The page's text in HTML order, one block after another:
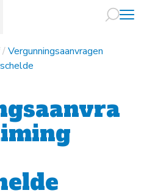
Naar
/Vergunningsaanvragen